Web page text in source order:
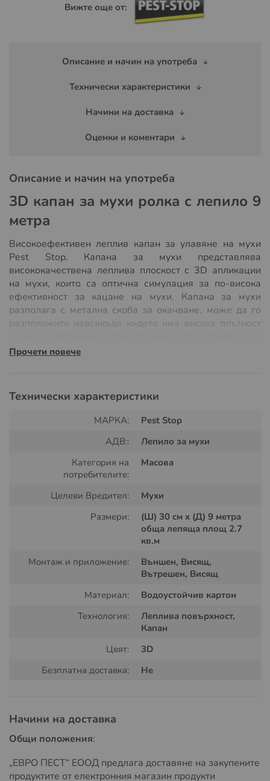
Вижте още от:
Описание и начин на употреба
Технически характеристики
Начини на доставка
Оценки и коментари
Описание и начин на употреба
3D капан за мухи ролка с лепило 9
метра
Високоефективен леплив капан за улавяне на мухи
Pest Stop. Капана за мухи представлява
висококачествена леплива плоскост с 3D апликации
на мухи, които са оптична симулация за по-висока
ефективност за кацане на мухи. Капана за мухи
разполага с метална скоба за окачване, може да го
разположите навсякъде където има висока плътност
съдържа никакви препарати или биоциди. С този
зони, в който е не възможна употребата на препарати.
Размери на ролката капан за мухи:
Къде се използва капана за мухи:
Този капан е предназначен за места с високи
концентрации на мухи като животновъдни ферми,
конюшни или подходящи други места където може да
бъде поставен.
мухи:
Лепливият капан за мухи може да бъде разположен
Прочети повече
Технически характеристики
МАРКА:
Pest Stop
АДВ::
Лепило за мухи
Категория на
потребителите:
Масова
Целеви Вредител:
Мухи
Размери:
(Ш) 30 см x (Д) 9 метра
обща лепяща площ 2.7
кв.м
Монтаж и приложение:
Външен, Висящ,
Вътрешен, Висящ
Материал:
Водоустойчив картон
Технология:
Леплива повърхност,
Капан
Цвят:
3D
Безплатна доставка:
Не
Начини на доставка
Общи положения:
„ЕВРО ПЕСТ“ ЕООД предлага доставяне на закупените
продуктите от електронния магазин продукти